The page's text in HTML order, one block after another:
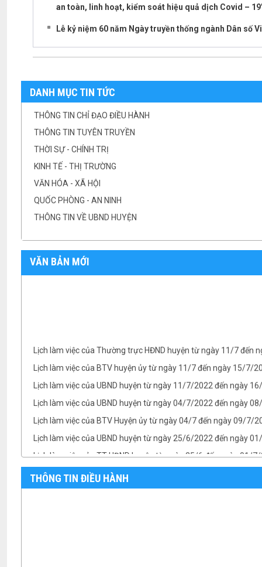
an toàn, linh hoạt, kiểm soát hiệu quả dịch Covid –
Lễ kỷ niệm 60 năm Ngày truyền thống ngành Dân số
DANH MỤC TIN TỨC
THÔNG TIN CHỈ ĐẠO ĐIỀU HÀNH
THÔNG TIN TUYÊN TRUYỀN
THỜI SỰ - CHÍNH TRỊ
KINH TẾ - THỊ TRƯỜNG
VĂN HÓA - XÃ HỘI
QUỐC PHÒNG - AN NINH
THÔNG TIN VỀ UBND HUYỆN
VĂN BẢN MỚI
Lịch làm việc của BTV huyện ủy từ ngày 11/7 đến ngày 15/7/
Lịch làm việc của UBND huyện từ ngày 11/7/2022 đến ngày
Lịch làm việc của UBND huyện từ ngày 04/7/2022 đến ngày
Lịch làm việc của BTV Huyện ủy từ ngày 04/7 đến ngày 09/7/
Lịch làm việc của UBND huyện từ ngày 25/6/2022 đến ngày
Lịch làm việc của TT HĐND huyện từ ngày 25/6 đến ngày 01/
Lịch làm việc của BTV Huyện ủy từ ngày 25/6 đến ngày 01/7/
TB- Ý kiến kết luận của Chủ tịch UBND huyện Phan Văn Linh
THÔNG TIN ĐIỀU HÀNH